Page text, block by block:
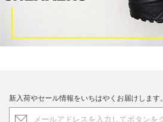
新入荷やセール情報をいちはやくお届けします。